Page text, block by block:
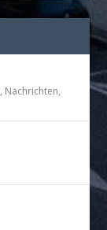
, Nachrichten,